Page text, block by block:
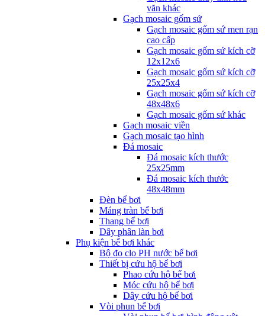
văn khác
Gạch mosaic gốm sứ
Gạch mosaic gốm sứ men rạn
cao cấp
Gạch mosaic gốm sứ kích cỡ
12x12x6
Gạch mosaic gốm sứ kích cỡ
25x25x4
Gạch mosaic gốm sứ kích cỡ
48x48x6
Gạch mosaic gốm sứ khác
Gạch mosaic viền
Gạch mosaic tạo hình
Đá mosaic
Đá mosaic kích thước
25x25mm
Đá mosaic kích thước
48x48mm
Đèn bể bơi
Máng tràn bể bơi
Thang bể bơi
Dây phân làn bơi
Phụ kiện bể bơi khác
Bộ đo clo PH nước bể bơi
Thiết bị cứu hộ bể bơi
Phao cứu hộ bể bơi
Móc cứu hộ bể bơi
Dây cứu hộ bể bơi
Vòi phun bể bơi